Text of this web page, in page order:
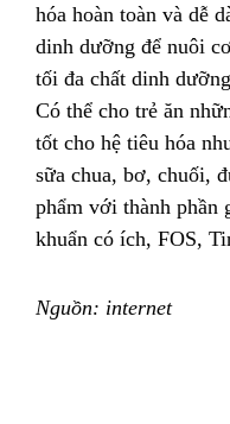
hóa hoàn toàn và dễ
dinh dưỡng để nuôi
tối đa chất dinh
Có thể cho trẻ ăn
tốt cho hệ tiêu hóa
sữa chua, bơ, chuối,
phẩm với thành phần
khuẩn có ích, FOS,
Nguồn: internet